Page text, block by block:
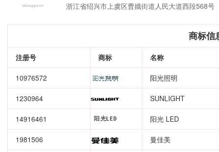
浙江省绍兴市上虞区曹娥街道人民大道西段568号
商标信
注册号 商标 名称
10976572 阳光照明
1230964 SUNLIGHT
14916461 阳光 LED
1981506 曼佳美